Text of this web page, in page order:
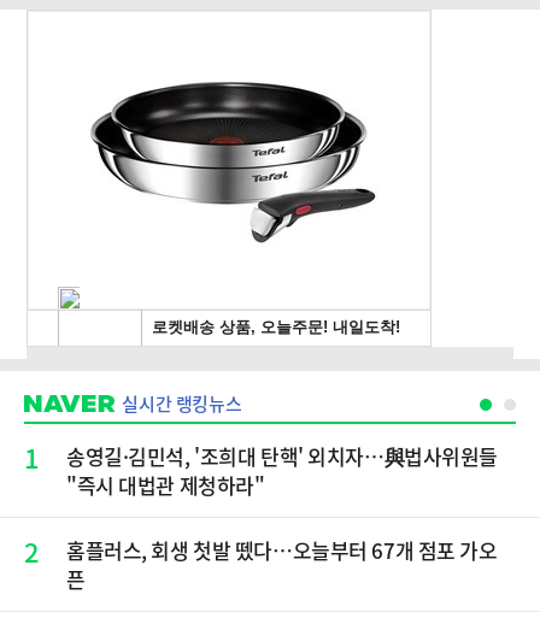
실시간 랭킹뉴스
1
송영길·김민석, '조희대 탄핵' 외치자…與법사위원들
"즉시 대법관 제청하라"
2
홈플러스, 회생 첫발 뗐다…오늘부터 67개 점포 가오
픈